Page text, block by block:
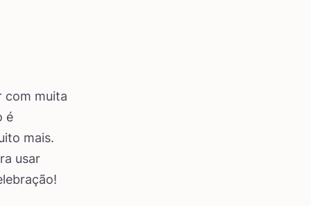
com muita
é
mais.
usar